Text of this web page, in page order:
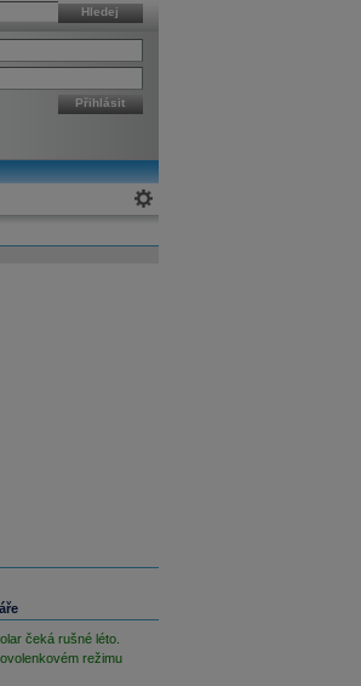
Hledej
Přihlásit
čeká rušné léto.
režimu